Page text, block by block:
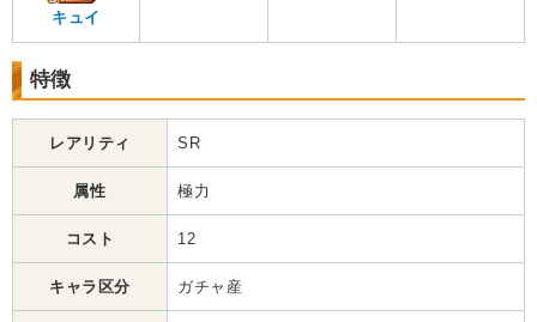
キュイ
特徴
レアリティ SR
属性 極力
コスト 12
キャラ区分 ガチャ産